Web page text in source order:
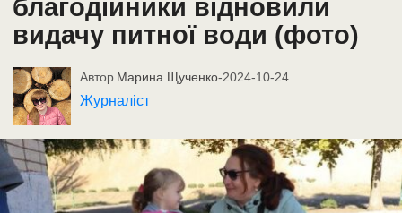
благодійники відновили
видачу питної води (фото)
Автор Марина Щученко-2024-10-24
Журналіст